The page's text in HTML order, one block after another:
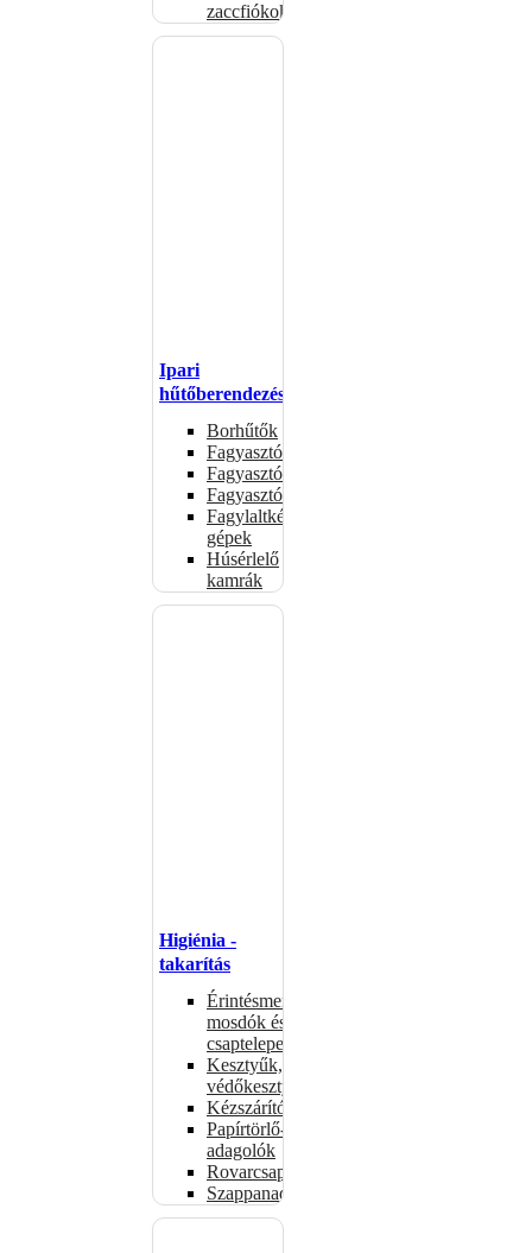
zaccfiókok
Ipari
hűtőberendezések
Borhűtők
Fagyasztóasztalok
Fagyasztóládák
Fagyasztószekrények
Fagylaltkészítő
gépek
Húsérlelő
kamrák
Higiénia -
takarítás
Érintésmentes
mosdók és
csaptelepek
Kesztyűk,
védőkesztyűk
Kézszárítók
Papírtörlő-
adagolók
Rovarcsapdák
Szappanadagolók